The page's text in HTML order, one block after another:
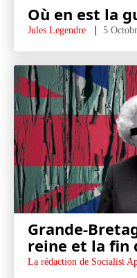
Où en est la
Jules Legendre 5
Grande-
reine et la fin
La rédaction de Socialist